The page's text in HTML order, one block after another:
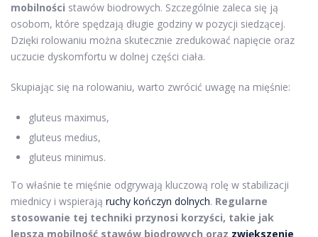
mobilności stawów biodrowych. Szczególnie zaleca się ją
osobom, które spędzają długie godziny w pozycji siedzącej.
Dzięki rolowaniu można skutecznie zredukować napięcie oraz
uczucie dyskomfortu w dolnej części ciała.
Skupiając się na rolowaniu, warto zwrócić uwagę na mięśnie:
gluteus maximus,
gluteus medius,
gluteus minimus.
To właśnie te mięśnie odgrywają kluczową rolę w stabilizacji
miednicy i wspierają ruchy kończyn dolnych. Regularne
stosowanie tej techniki przynosi korzyści, takie jak
lepsza mobilność stawów biodrowych oraz zwiększenie